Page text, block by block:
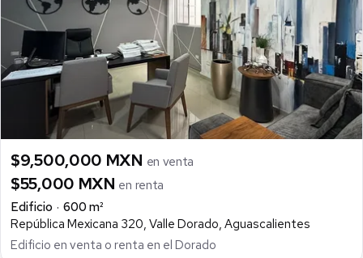
$9,500,000 MXN en venta
$55,000 MXN en renta
Edificio
600 m²
República Mexicana 320, Valle Dorado, Aguascalientes
Edificio en venta o renta en el Dorado